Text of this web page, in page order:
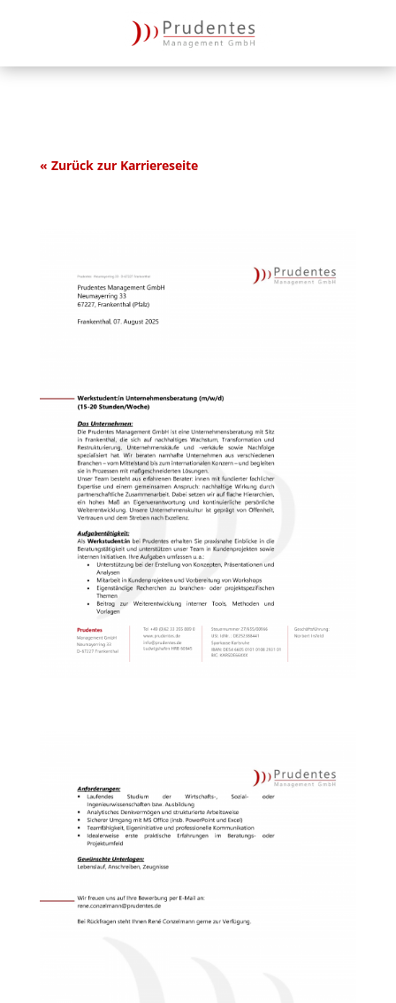
« Zurück zur Karriereseite